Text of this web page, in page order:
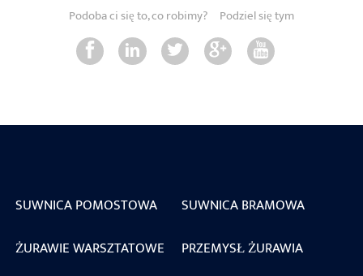
Podoba ci się to, co robimy? Podziel się tym
SUWNICA POMOSTOWA
SUWNICA BRAMOWA
ŻURAWIE WARSZTATOWE
PRZEMYSŁ ŻURAWIA